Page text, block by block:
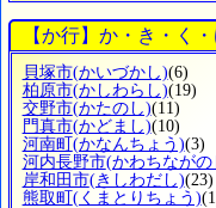
【か行】か・き・く
貝塚市(かいづかし)(6)
柏原市(かしわらし)
交野市(かたのし)(11)
門真市(かどまし)(10)
河南町 (かなんちょう)
河内長野市(かわちながの
岸和田市(きしわだし)
熊取町 (くまとりちょう)